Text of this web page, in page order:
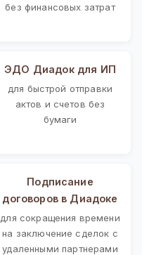
без финансовых затрат
ЭДО Диадок для ИП
для быстрой отправки
актов и счетов без
бумаги
Подписание
договоров в Диадоке
для сокращения времени
на заключение сделок с
удаленными партнерами